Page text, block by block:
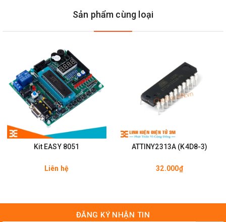
Kích thước: 45mm x 92mm.
Thạch anh: 11.0592MHz
Trọng Lượng: 45g
Sản phẩm cùng loại
Kit EASY 8051
Liên hệ
ATTINY2313A (K4D8-3)
32.000₫
ĐĂNG KÝ NHẬN TIN